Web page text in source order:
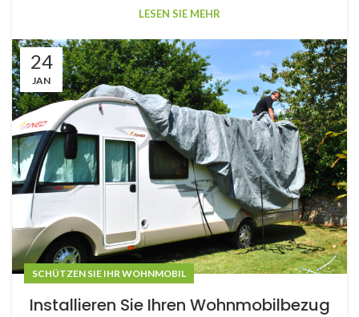
LESEN SIE MEHR
24
JAN
SCHÜTZEN SIE IHR WOHNMOBIL
Installieren Sie Ihren Wohnmobilbezug